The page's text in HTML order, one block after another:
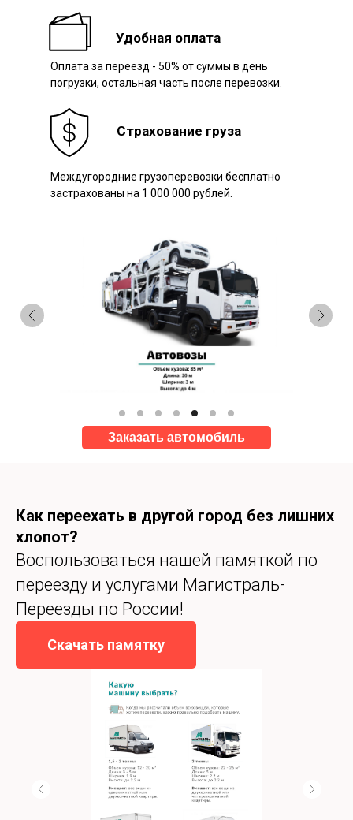
Страхование груза
Удобная оплата
Междугородние грузоперевозки бесплатно
застрахованы на 1 000 000 рублей.
Оплата за переезд - 50% от суммы в день
погрузки, остальная часть после перевозки.
Заказать автомобиль
Как переехать в другой город без лишних
хлопот?
Воспользоваться нашей памяткой по
переезду и услугами Магистраль-
Переезды по России!
Скачать памятку